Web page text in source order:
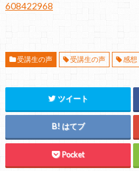
608422968
受講生の声 受講生の声 感想
ツイート
はてブ
Pocket